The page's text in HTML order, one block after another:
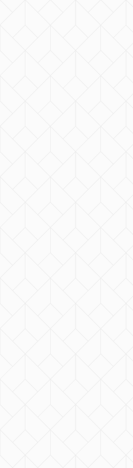
service,
service
have
not